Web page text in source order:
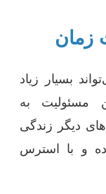
زمان
بسیار زیاد
مسئولیت به
دیگر زندگی
و با استرس